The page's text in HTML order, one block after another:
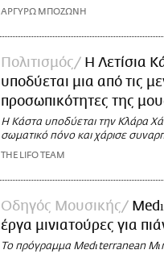
ΑΡΓΥΡΩ ΜΠΟΖΩΝΗ
Πολιτισμός
Η Λετίσια
υποδύεται μια από τις
προσωπικότητες της
Η Κάστα υποδύεται την Κλάρα
σωματικό πόνο και χάρισε
THE LIFO TEAM
Οδηγός Μουσικής
έργα μινιατούρες για
Το πρόγραμμα Medıterranean